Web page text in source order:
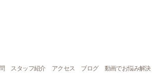
スタッフ紹介 アクセス ブログ 動画でお悩み解決